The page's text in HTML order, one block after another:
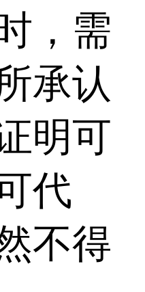
，需
承认
明可
代
不得